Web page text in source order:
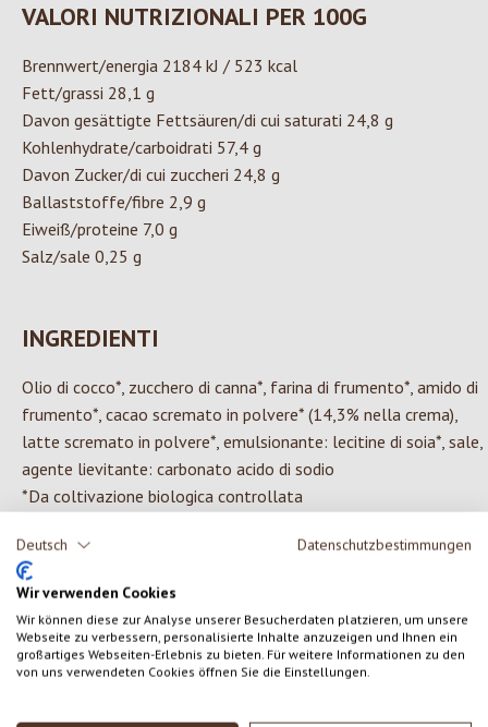
Deutsch Datenschutzbestimmungen
Wir verwenden Cookies
Wir können diese zur Analyse unserer Besucherdaten platzieren, um unsere
Webseite zu verbessern, personalisierte Inhalte anzuzeigen und Ihnen ein
großartiges Webseiten-Erlebnis zu bieten. Für weitere Informationen zu den
von uns verwendeten Cookies öffnen Sie die Einstellungen.
VALORI NUTRIZIONALI PER 100G
Brennwert/energia 2184 kJ / 523 kcal
Fett/grassi 28,1 g
Davon gesättigte Fettsäuren/di cui saturati 24,8 g
Kohlenhydrate/carboidrati 57,4 g
Davon Zucker/di cui zuccheri 24,8 g
Ballaststoffe/fibre 2,9 g
Eiweiß/proteine 7,0 g
Salz/sale 0,25 g
INGREDIENTI
Olio di cocco*, zucchero di canna*, farina di frumento*, amido di
frumento*, cacao scremato in polvere* (14,3% nella crema),
latte scremato in polvere*, emulsionante: lecitine di soia*, sale,
agente lievitante: carbonato acido di sodio
*Da coltivazione biologica controllata
0 di 0 valutazioni